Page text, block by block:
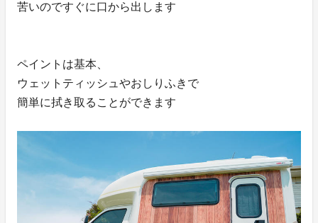
苦いのですぐに口から出します
ペイントは基本、
ウェットティッシュやおしりふきで
簡単に拭き取ることができます